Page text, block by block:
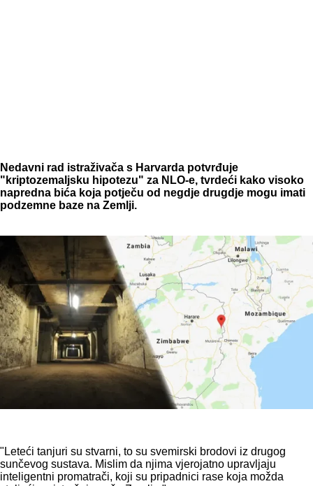
Nedavni rad istraživača s Harvarda potvrđuje
"kriptozemaljsku hipotezu" za NLO-e, tvrdeći kako visoko
napredna bića koja potječu od negdje drugdje mogu imati
podzemne baze na Zemlji.
"Leteći tanjuri su stvarni, to su svemirski brodovi iz drugog
sunčevog sustava. Mislim da njima vjerojatno upravljaju
inteligentni promatrači, koji su pripadnici rase koja možda